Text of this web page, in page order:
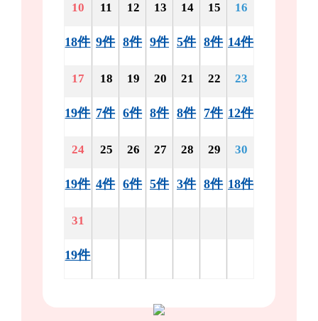
10
18件
11
9件
12
8件
13
9件
14
5件
15
8件
16
14件
17
19件
18
7件
19
6件
20
8件
21
8件
22
7件
23
12件
24
19件
25
4件
26
6件
27
5件
28
3件
29
8件
30
18件
31
19件